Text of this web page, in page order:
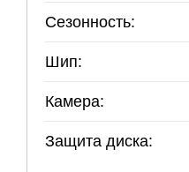
Сезонность:
Шип:
Камера:
Защита диска: